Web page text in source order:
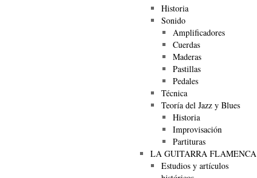
Historia
Sonido
Amplificadores
Cuerdas
Maderas
Pastillas
Pedales
Técnica
Teoría del Jazz y Blues
Historia
Improvisación
Partituras
LA GUITARRA FLAMENCA
Estudios y artículos